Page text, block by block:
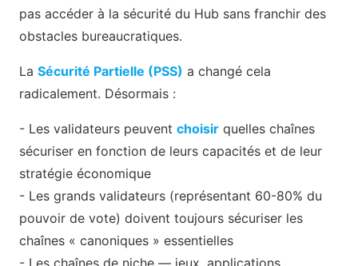
pas accéder à la sécurité du Hub sans franchir des
obstacles bureaucratiques.
La Sécurité Partielle (PSS) a changé cela
radicalement. Désormais :
- Les validateurs peuvent choisir quelles chaînes
sécuriser en fonction de leurs capacités et de leur
stratégie économique
- Les grands validateurs (représentant 60-80% du
pouvoir de vote) doivent toujours sécuriser les
chaînes « canoniques » essentielles
- Les chaînes de niche — jeux, applications